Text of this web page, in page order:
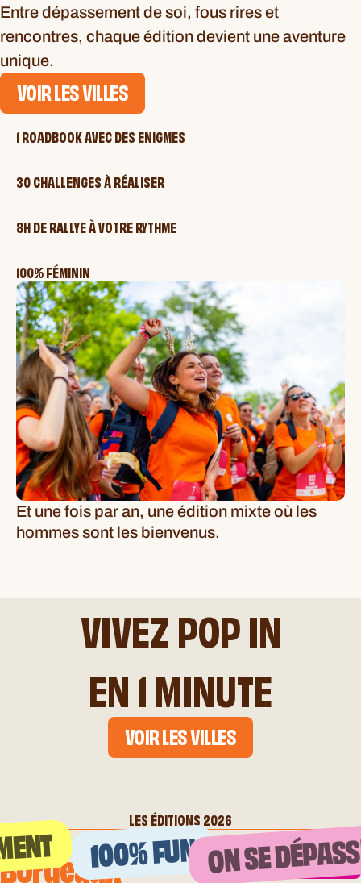
Entre dépassement de soi, fous rires et
rencontres, chaque édition devient une aventure
unique.
VOIR LES VILLES
1 ROADBOOK AVEC DES ENIGMES
30 CHALLENGES À RÉALISER
8H DE RALLYE À VOTRE RYTHME
100% FÉMININ
Et une fois par an, une édition mixte où les
hommes sont les bienvenus.
VIVEZ POP IN
EN 1 MINUTE
CARROUSEL
VIDÉOS,
GLISSEZ
VOIR LES VILLES
100% FUNON SE
LES ÉDITIONS 2026
25 Avril
Bordeaux VOIR LA VIDÉO
08:15